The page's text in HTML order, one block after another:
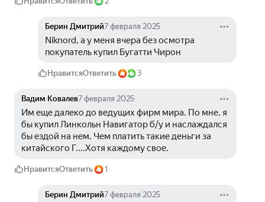
Берин Дмитрий7 февраля 2025
Niknord, а у меня вчера без осмотра
покупатель купил Бугатти Чирон
НравитсяОтветить 3
Вадим Ковалев7 февраля 2025
Им еще далеко до ведущих фирм мира. По мне, я
бы купил Линкольн Навигатор б/у и наслаждался
бы ездой на нем. Чем платить такие деньги за
китайского Г....Хотя каждому свое.
НравитсяОтветить 1
Берин Дмитрий7 февраля 2025